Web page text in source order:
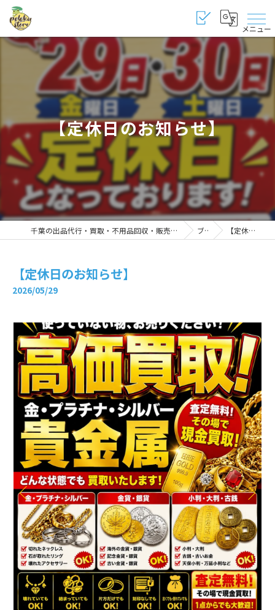
メニュー
【定休日のお知らせ】
千葉の出品代行・買取・不用品回収・販売・修理・代行なら納得のポロカストア千葉桜木店 ブログ 【定休日のお知らせ】
【定休日のお知らせ】
2026/05/29